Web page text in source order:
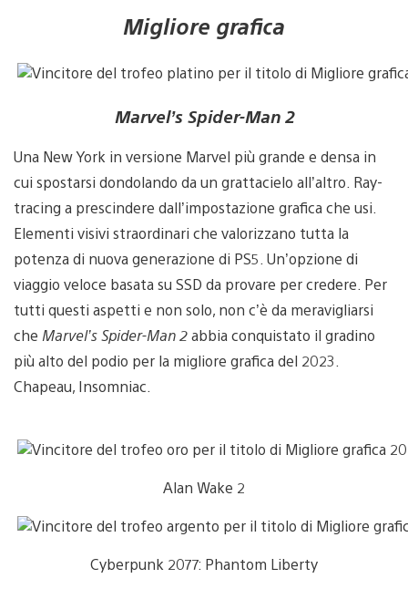
Migliore grafica
Marvel’s Spider-Man 2
Una New York in versione Marvel più grande e densa in
cui spostarsi dondolando da un grattacielo all’altro. Ray-
tracing a prescindere dall’impostazione grafica che usi.
Elementi visivi straordinari che valorizzano tutta la
potenza di nuova generazione di PS5. Un’opzione di
viaggio veloce basata su SSD da provare per credere. Per
tutti questi aspetti e non solo, non c’è da meravigliarsi
che Marvel’s Spider-Man 2abbia conquistato il gradino
più alto del podio per la migliore grafica del 2023.
Chapeau, Insomniac.
Alan Wake 2
Cyberpunk 2077: Phantom Liberty